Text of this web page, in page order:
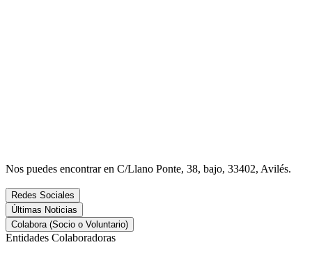
Nos puedes encontrar en C/Llano Ponte, 38, bajo, 33402, Avilés.
Redes Sociales
Últimas Noticias
Colabora (Socio o Voluntario)
Entidades Colaboradoras